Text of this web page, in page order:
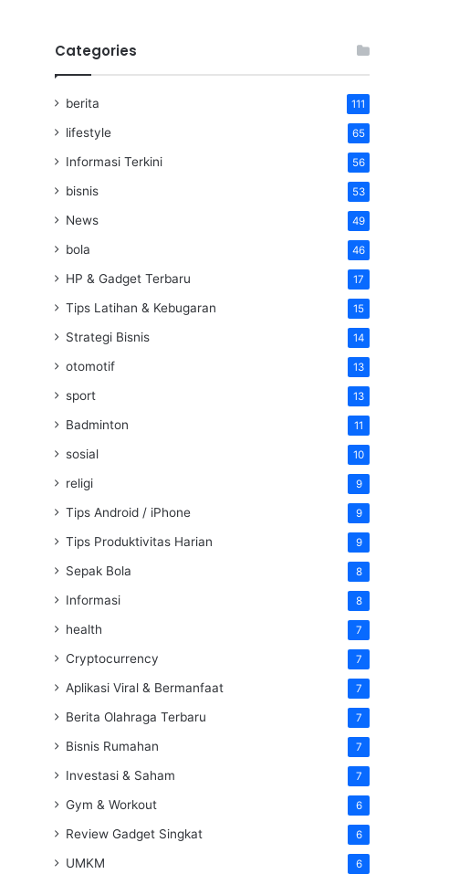
Categories
berita 111
lifestyle 65
Informasi Terkini 56
bisnis 53
News 49
bola 46
HP & Gadget Terbaru 17
Tips Latihan & Kebugaran 15
Strategi Bisnis 14
otomotif 13
sport 13
Badminton 11
sosial 10
religi 9
Tips Android / iPhone 9
Tips Produktivitas Harian 9
Sepak Bola 8
Informasi 8
health 7
Cryptocurrency 7
Aplikasi Viral & Bermanfaat 7
Berita Olahraga Terbaru 7
Bisnis Rumahan 7
Investasi & Saham 7
Gym & Workout 6
Review Gadget Singkat 6
UMKM 6